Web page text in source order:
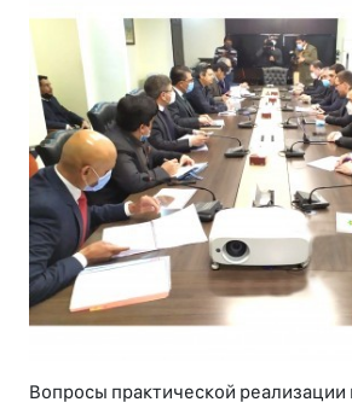
Вопросы практической реализации